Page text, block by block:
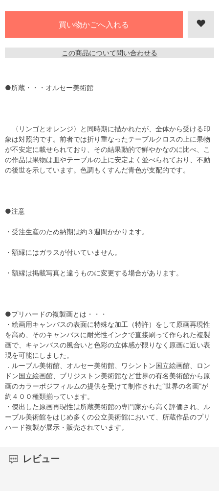
この商品について問い合わせる
●所蔵・・・オルセー美術館
〈リンゴとオレンジ〉と同時期に描かれたが、全体から受ける印
象は対照的です。前者では折り重なったテーブルクロスの上に果物
が不安定に載せられており、その結果動的で鮮やかなのに比べ、こ
の作品は果物は皿やテーブルの上に安定よく並べられており、不動
の後世を示しています。色調もくすんだ青色が支配的です。
●注意
・受注生産のため納期は約３週間かかります。
・額縁にはガラスが付いていません。
・額縁は掲載写真と違うものに変更する場合があります。
●プリハードの複製画とは・・・
・絵画用キャンバスの表面に特殊な加工（特許）をして原画再現性
を高め、そのキャンバスに耐光性インクで直接刷って作られた複製
画で、キャンバスの風合いと色彩の立体感が限りなく原画に近い表
現を可能にしました。
．ルーブル美術館、オルセー美術館、ワシントン国立絵画館、ロン
ドン国立絵画館、ブリジストン美術館など世界の有名美術館から原
画のカラーポジフィルムの提供を受けて制作された“世界の名画”が
約４００種類揃っています。
・傑出した原画再現性は所蔵美術館の専門家から高く評価され、ル
ーブル美術館をはじめ多くの公立美術館において、所蔵作品のプリ
ハード複製が展示・販売されています。
レビュー